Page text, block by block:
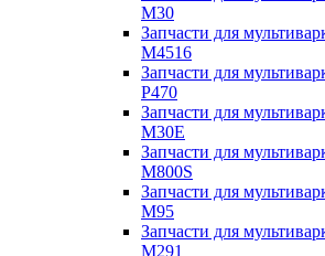
M30
Запчасти для
M4516
Запчасти для
P470
Запчасти для
M30E
Запчасти для
M800S
Запчасти для
M95
Запчасти для
M291